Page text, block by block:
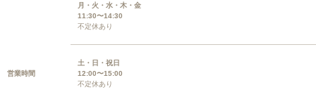
営業時間
月・火・水・木・金
11:30〜14:30
不定休あり
土・日・祝日
12:00〜15:00
不定休あり